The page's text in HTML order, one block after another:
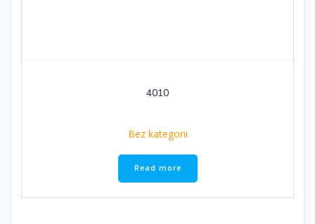
4010
Bez kategorii
Read more